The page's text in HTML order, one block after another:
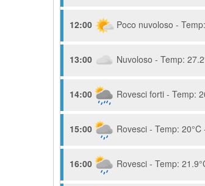
12:00 Poco nuvoloso -
13:00 Nuvoloso - Temp:
14:00 Rovesci forti - Temp:
15:00 Rovesci - Temp:
16:00 Rovesci - Temp: